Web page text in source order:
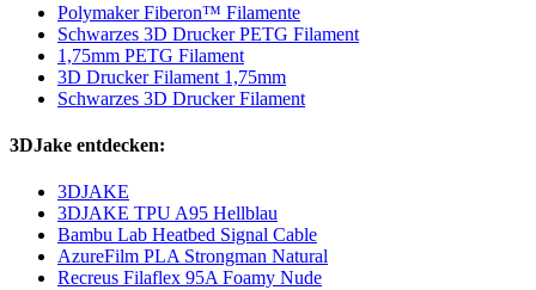
Polymaker Fiberon™ Filamente
Schwarzes 3D Drucker PETG Filament
1,75mm PETG Filament
3D Drucker Filament 1,75mm
Schwarzes 3D Drucker Filament
3DJake entdecken:
3DJAKE
3DJAKE TPU A95 Hellblau
Bambu Lab Heatbed Signal Cable
AzureFilm PLA Strongman Natural
Recreus Filaflex 95A Foamy Nude